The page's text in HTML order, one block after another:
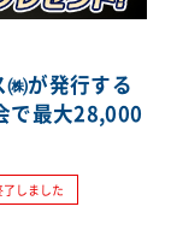
が発行する
で最大28,000
しました